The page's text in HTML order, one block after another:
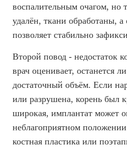
воспалительным очагом, но
удалён, ткани обработаны, а
позволяет стабильно
Второй повод - недостаток
врач оценивает, останется
достаточный объём. Если
или разрушена, корень был
широкая, имплантат может
неблагоприятном
костная пластика или